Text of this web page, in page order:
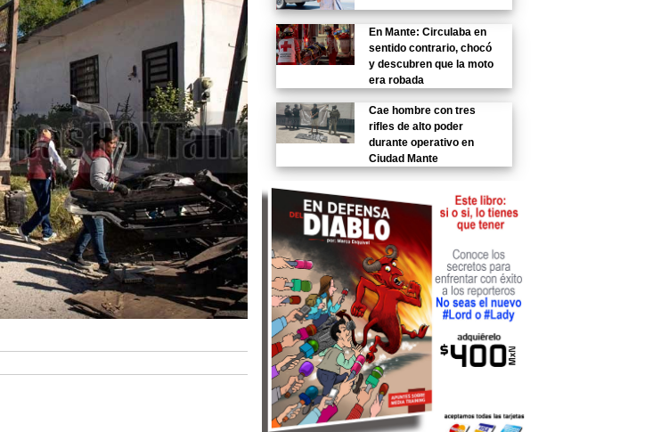
En Mante: Circulaba en
sentido contrario, chocó
y descubren que la moto
era robada
Cae hombre con tres
rifles de alto poder
durante operativo en
Ciudad Mante